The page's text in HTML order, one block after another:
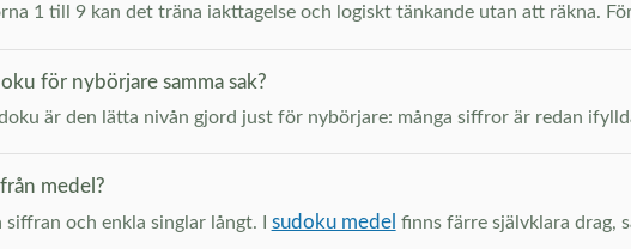
1 till 9 kan det träna iakttagelse och logiskt tänkande utan att räkna.
för nybörjare samma sak?
är den lätta nivån gjord just för nybörjare: många siffror är redan
medel?
siffran och enkla singlar långt. I sudoku medel finns färre självklara drag,